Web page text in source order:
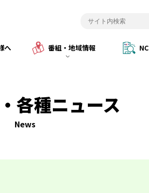
へ 番組・地域情報
各種ニュース
News